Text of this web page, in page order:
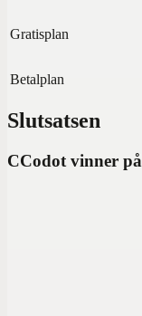
Gratisplan
Betalplan
Slutsatsen
CCodot vinner på